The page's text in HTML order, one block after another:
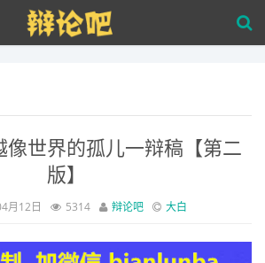
像世界的孤儿一辩稿【第二
版】
月12日 5314 辩论吧 大白